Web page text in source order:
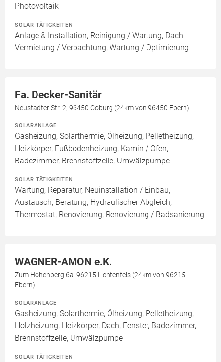
Photovoltaik
SOLAR TÄTIGKEITEN
Anlage & Installation, Reinigung / Wartung, Dach
Vermietung / Verpachtung, Wartung / Optimierung
Fa. Decker-Sanitär
Neustadter Str. 2, 96450 Coburg (24km von 96450 Ebern)
SOLARANLAGE
Gasheizung, Solarthermie, Ölheizung, Pelletheizung,
Heizkörper, Fußbodenheizung, Kamin / Ofen,
Badezimmer, Brennstoffzelle, Umwälzpumpe
SOLAR TÄTIGKEITEN
Wartung, Reparatur, Neuinstallation / Einbau,
Austausch, Beratung, Hydraulischer Abgleich,
Thermostat, Renovierung, Renovierung / Badsanierung
WAGNER-AMON e.K.
Zum Hohenberg 6a, 96215 Lichtenfels (24km von 96215
Ebern)
SOLARANLAGE
Gasheizung, Solarthermie, Ölheizung, Pelletheizung,
Holzheizung, Heizkörper, Dach, Fenster, Badezimmer,
Brennstoffzelle, Umwälzpumpe
SOLAR TÄTIGKEITEN